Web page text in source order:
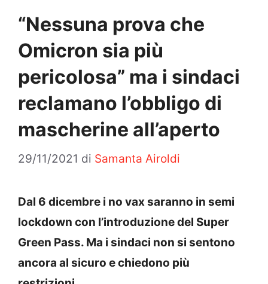
“Nessuna prova che
Omicron sia più
pericolosa” ma i sindaci
reclamano l’obbligo di
mascherine all’aperto
29/11/2021 di Samanta Airoldi
Dal 6 dicembre i no vax saranno in semi
lockdown con l’introduzione del Super
Green Pass. Ma i sindaci non si sentono
ancora al sicuro e chiedono più